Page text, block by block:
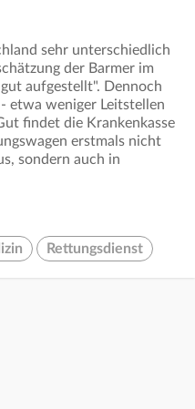
sehr unterschiedlich
der Barmer im
aufgestellt". Dennoch
etwa weniger Leitstellen
findet die Krankenkasse
erstmals nicht
sondern auch in
Rettungsdienst